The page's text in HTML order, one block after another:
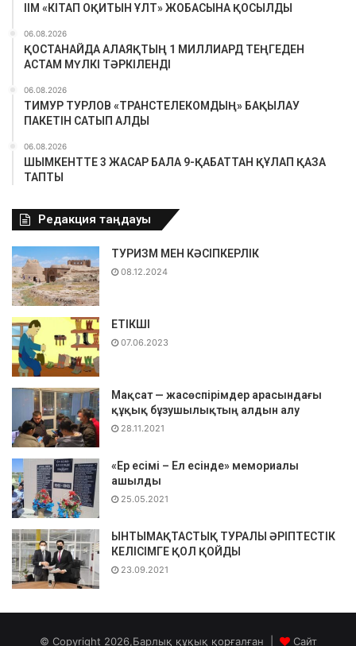
ІІМ «КІТАП ОҚИТЫН ҰЛТ» ЖОБАСЫНА ҚОСЫЛДЫ
06.08.2026
ҚОСТАНАЙДА АЛАЯҚТЫҢ 1 МИЛЛИАРД ТЕҢГЕДЕН
АСТАМ МҮЛКІ ТӘРКІЛЕНДІ
06.08.2026
ТИМУР ТУРЛОВ «ТРАНСТЕЛЕКОМДЫҢ» БАҚЫЛАУ
ПАКЕТІН САТЫП АЛДЫ
06.08.2026
ШЫМКЕНТТЕ 3 ЖАСАР БАЛА 9-ҚАБАТТАН ҚҰЛАП ҚАЗА
ТАПТЫ
Редакция таңдауы
ТУРИЗМ МЕН КӘСІПКЕРЛІК
08.12.2024
ЕТІКШІ
07.06.2023
Мақсат — жасөспірімдер арасындағы
құқық бұзушылықтың алдын алу
28.11.2021
«Ер есімі – Ел есінде» мемориалы
ашылды
25.05.2021
ЫНТЫМАҚТАСТЫҚ ТУРАЛЫ ӘРІПТЕСТІК
КЕЛІСІМГЕ ҚОЛ ҚОЙДЫ
23.09.2021
© Copyright 2026,Барлық құқық қорғалған | Сайт